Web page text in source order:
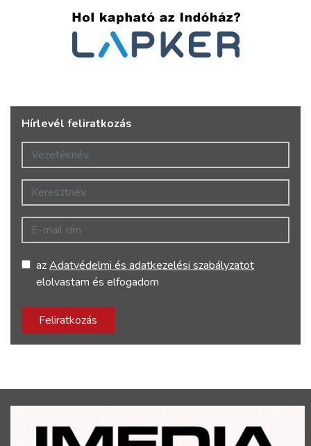
Hírlevél feliratkozás
Vezetéknév
Keresztnév
E-mail cím
azAdatvédelmi és adatkezelési szabályzatot
elolvastam és elfogadom
Feliratkozás